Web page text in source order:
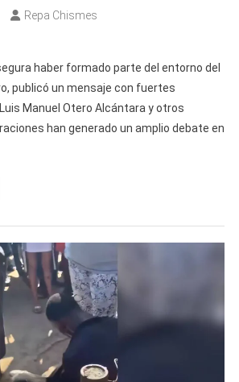
Repa Chismes
Del
Movimiento
Otero
Alcántara
De
Un
Supuesto
«chivatón»
haber formado parte del entorno del
publicó un mensaje con fuertes
Manuel Otero Alcántara y otros
han generado un amplio debate en